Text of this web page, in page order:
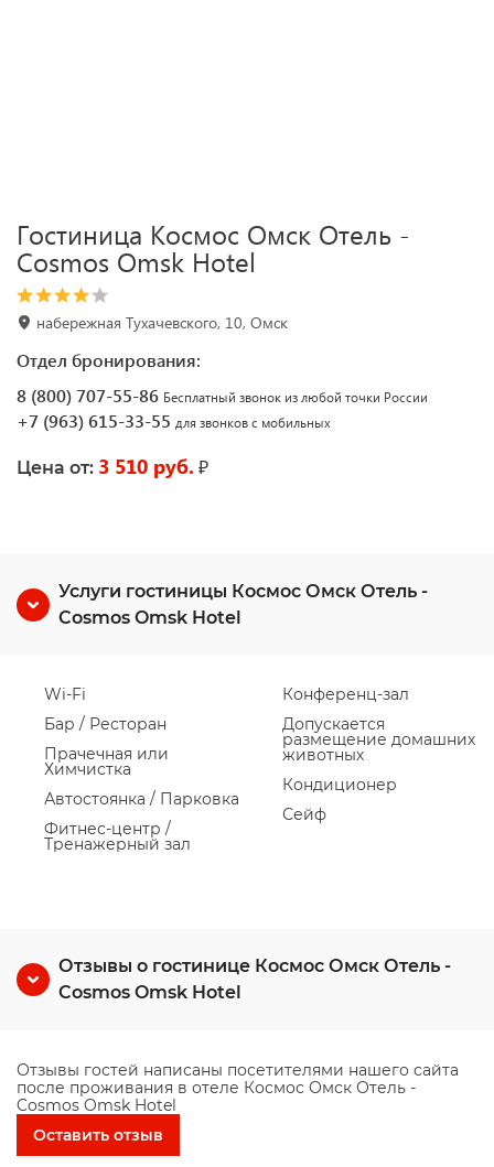
Гостиница Космос Омск Отель -
Cosmos Omsk Hotel
набережная Тухачевского, 10, Омск
Отдел бронирования:
8 (800) 707-55-86 Бесплатный звонок из любой точки России
+7 (963) 615-33-55 для звонков с мобильных
Цена от: 3 510 руб. ₽
Услуги гостиницы Космос Омск Отель -
Cosmos Omsk Hotel
Wi-Fi
Бар / Ресторан
Прачечная или
Химчистка
Автостоянка / Парковка
Фитнес-центр /
Тренажерный зал
Конференц-зал
Допускается
размещение домашних
животных
Кондиционер
Сейф
Отзывы о гостинице Космос Омск Отель -
Cosmos Omsk Hotel
Отзывы гостей написаны посетителями нашего сайта
после проживания в отеле Космос Омск Отель -
Cosmos Omsk Hotel
Оставить отзыв